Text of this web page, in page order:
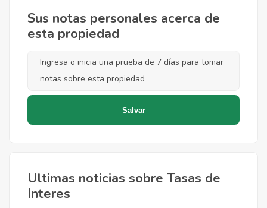
Sus notas personales acerca de
esta propiedad
Ultimas noticias sobre Tasas de
Interes